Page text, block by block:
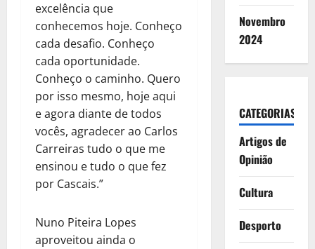
excelência que
conhecemos hoje. Conheço
cada desafio. Conheço
cada oportunidade.
Conheço o caminho. Quero
por isso mesmo, hoje aqui
e agora diante de todos
vocês, agradecer ao Carlos
Carreiras tudo o que me
ensinou e tudo o que fez
por Cascais.”
Nuno Piteira Lopes
aproveitou ainda o
Novembro
2024
CATEGORIAS
Artigos de
Opinião
Cultura
Desporto